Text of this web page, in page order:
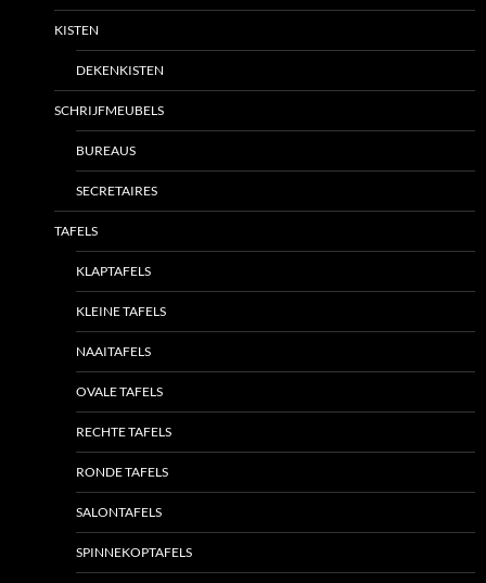
KISTEN
DEKENKISTEN
SCHRIJFMEUBELS
BUREAUS
SECRETAIRES
TAFELS
KLAPTAFELS
KLEINE TAFELS
NAAITAFELS
OVALE TAFELS
RECHTE TAFELS
RONDE TAFELS
SALONTAFELS
SPINNEKOPTAFELS